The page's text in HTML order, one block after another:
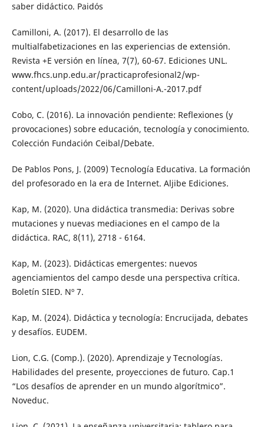
saber didáctico. Paidós
Camilloni, A. (2017). El desarrollo de las
multialfabetizaciones en las experiencias de extensión.
Revista +E versión en línea, 7(7), 60-67. Ediciones UNL.
www.fhcs.unp.edu.ar/practicaprofesional2/wp-
content/uploads/2022/06/Camilloni-A.-2017.pdf
Cobo, C. (2016). La innovación pendiente: Reflexiones (y
provocaciones) sobre educación, tecnología y conocimiento.
Colección Fundación Ceibal/Debate.
De Pablos Pons, J. (2009) Tecnología Educativa. La formación
del profesorado en la era de Internet. Aljibe Ediciones.
Kap, M. (2020). Una didáctica transmedia: Derivas sobre
mutaciones y nuevas mediaciones en el campo de la
didáctica. RAC, 8(11), 2718 - 6164.
Kap, M. (2023). Didácticas emergentes: nuevos
agenciamientos del campo desde una perspectiva crítica.
Boletín SIED. Nº 7.
Kap, M. (2024). Didáctica y tecnología: Encrucijada, debates
y desafíos. EUDEM.
Lion, C.G. (Comp.). (2020). Aprendizaje y Tecnologías.
Habilidades del presente, proyecciones de futuro. Cap.1
“Los desafíos de aprender en un mundo algorítmico”.
Noveduc.